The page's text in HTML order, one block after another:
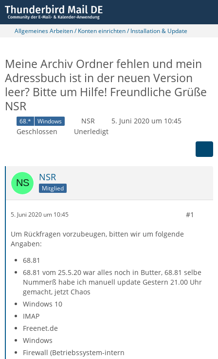
Allgemeines Arbeiten / Konten einrichten / Installation & Update
Meine Archiv Ordner fehlen und mein
Adressbuch ist in der neuen Version
leer? Bitte um Hilfe! Freundliche Grüße
NSR
68.* Windows NSR
5. Juni 2020 um 10:45
Geschlossen
Unerledigt
NSR
Mitglied
5. Juni 2020 um 10:45 #1
Um Rückfragen vorzubeugen, bitten wir um folgende
Angaben:
68.81
68.81 vom 25.5.20 war alles noch in Butter, 68.81 selbe
Nummerß habe ich manuell update Gestern 21.00 Uhr
gemacht, jetzt Chaos
Windows 10
IMAP
Freenet.de
Windows
Firewall (Betriebssystem-intern